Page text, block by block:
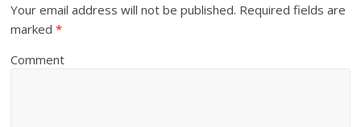
Your email address will not be published. Required fields are
marked*
Comment